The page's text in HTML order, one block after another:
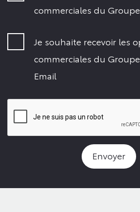
commerciales du
Je souhaite recevoir les
commerciales du
Email
Envoyer